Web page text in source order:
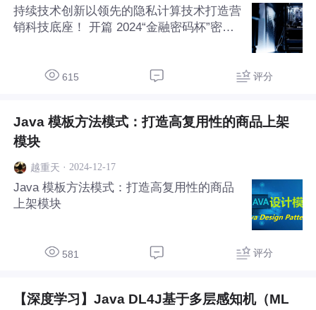
持续技术创新以领先的隐私计算技术打造营
销科技底座！ 开篇 2024“金融密码杯”密码
密码杯”是国内金融行业规格最高的密码大
615 评分
Java 模板方法模式：打造高复用性的商品上架
模块
越重天 · 2024-12-17
Java 模板方法模式：打造高复用性的商品
上架模块
581 评分
【深度学习】Java DL4J基于多层感知机（ML